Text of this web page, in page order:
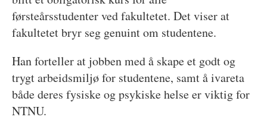
førsteårsstudenter ved fakultetet. Det viser at
fakultetet bryr seg genuint om studentene.
Han forteller at jobben med å skape et godt og
trygt arbeidsmiljø for studentene, samt å ivareta
både deres fysiske og psykiske helse er viktig for
NTNU.